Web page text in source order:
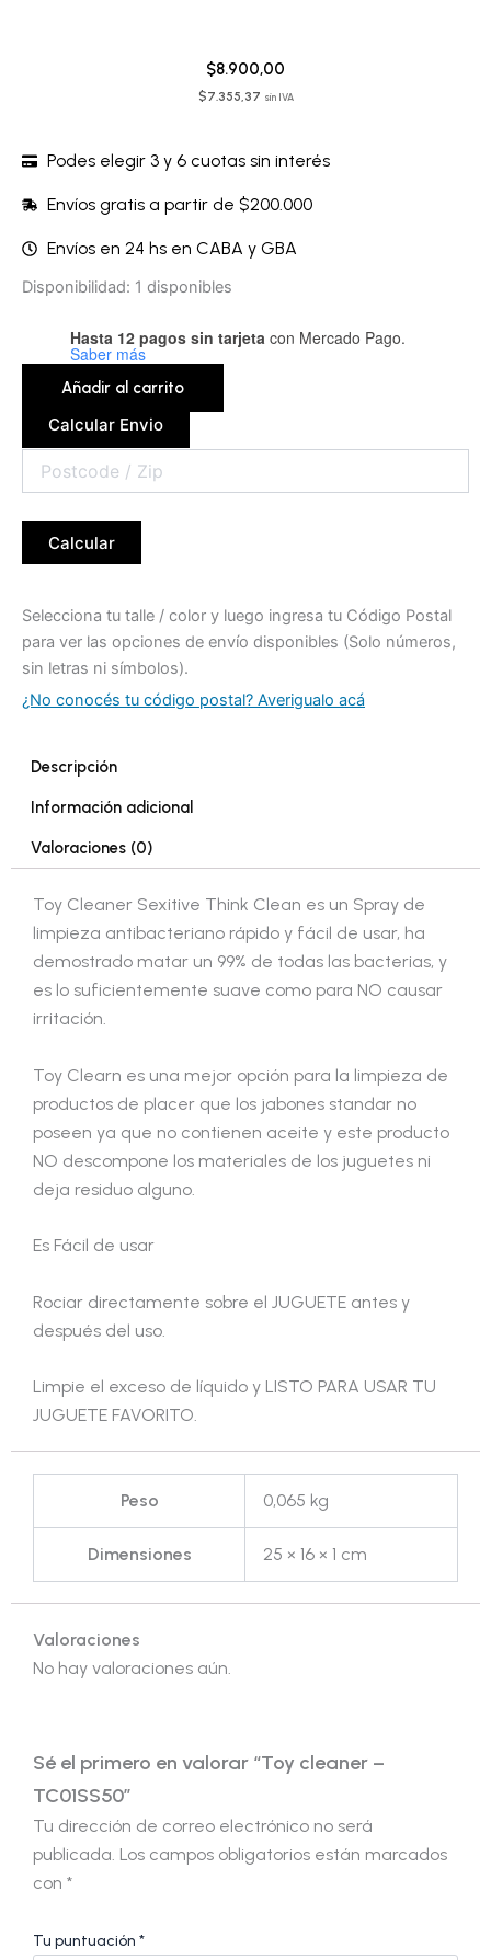
$8.900,00
$7.355,37 sin IVA
Podes elegir 3 y 6 cuotas sin interés
Envíos gratis a partir de $200.000
Envíos en 24 hs en CABA y GBA
Disponibilidad: 1 disponibles
Hasta 12 pagos sin tarjeta con Mercado Pago.
Saber más
Toy
TC01SS50
Añadir al carrito
Calcular Envio
Calcular
Selecciona tu talle / color y luego ingresa tu Código Postal
para ver las opciones de envío disponibles (Solo números,
sin letras ni símbolos).
¿No conocés tu código postal? Averigualo acá
Descripción
Información adicional
Valoraciones (0)
Toy Cleaner Sexitive Think Clean es un Spray de
limpieza antibacteriano rápido y fácil de usar, ha
demostrado matar un 99% de todas las bacterias, y
es lo suficientemente suave como para NO causar
irritación.
Toy Clearn es una mejor opción para la limpieza de
productos de placer que los jabones standar no
poseen ya que no contienen aceite y este producto
NO descompone los materiales de los juguetes ni
deja residuo alguno.
Es Fácil de usar
Rociar directamente sobre el JUGUETE antes y
después del uso.
Limpie el exceso de líquido y LISTO PARA USAR TU
JUGUETE FAVORITO.
Peso 0,065 kg
Dimensiones 25 × 16 × 1 cm
Valoraciones
No hay valoraciones aún.
Sé el primero en valorar “Toy cleaner –
TC01SS50”
Tu dirección de correo electrónico no será
publicada. Los campos obligatorios están marcados
con *
Tu puntuación *